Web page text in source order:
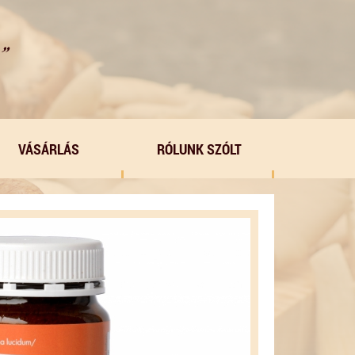
VÁSÁRLÁS RÓLUNK SZÓLT